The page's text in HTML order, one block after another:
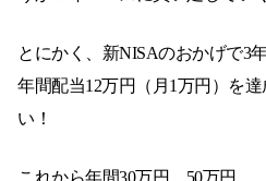
とにかく、新NISAのおかげで3
年間配当12万円（月1万円）を
い！
これから年間30万円、50万円、